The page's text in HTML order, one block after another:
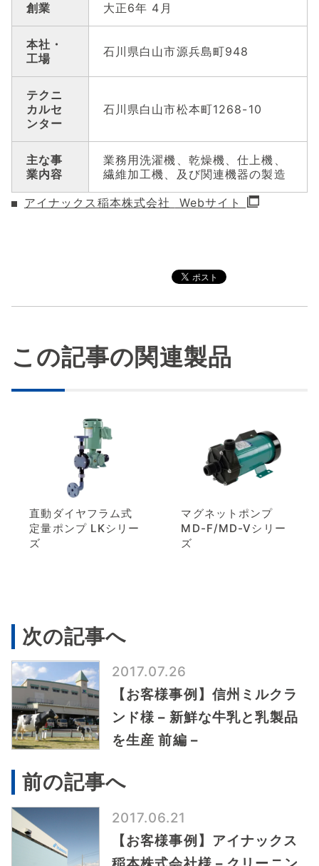
創業 大正6年 4月
本社・
工場
石川県白山市源兵島町948
テクニ
カルセ
ンター
石川県白山市松本町1268-10
主な事
業内容
業務用洗濯機、乾燥機、仕上機、
繊維加工機、及び関連機器の製造
アイナックス稲本株式会社
Webサイト
この記事の関連製品
直動ダイヤフラム式
定量ポンプ LKシリー
ズ
マグネットポンプ
MD-F/MD-Vシリー
ズ
次の記事へ
2017.07.26
【お客様事例】信州ミルクラ
ンド様 – 新鮮な牛乳と乳製品
を生産 前編 –
前の記事へ
2017.06.21
【お客様事例】アイナックス